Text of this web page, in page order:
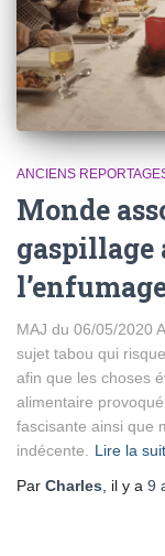
ANCIENS
Monde
MAJ du 06/05/2020
sujet tabou qui
afin que les choses
alimentaire
fascisante ainsi que
indécente.
Lire la
Par Charles , il y a 9